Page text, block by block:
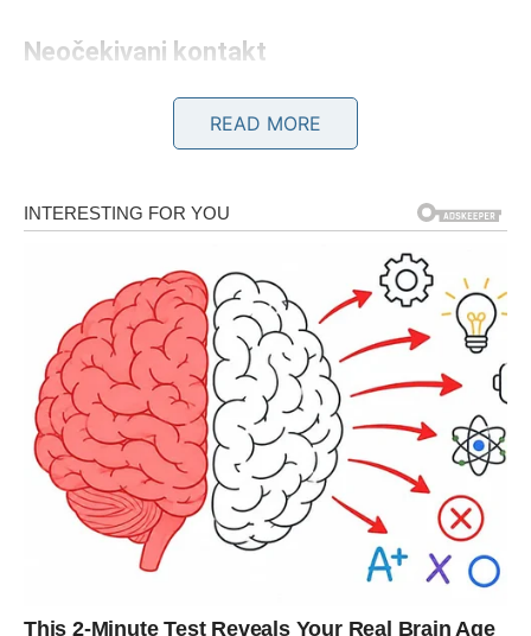
Neočekivani kontakt
Bivša ljubav mogla bi pokazati da osjećanja nisu potpuno
nestala. Pred vama je zanimljiv razvoj događaja.
Poruka srca
BLIZANCI
Neočekivani kontakt
Jedna poruka ili komentar na društvenim mrežama
mogao bi pokrenuti lavinu emocija.
Poruka srca
READ MORE